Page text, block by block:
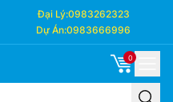
Đại Lý:0983262323
Dự Án:0983666996
0